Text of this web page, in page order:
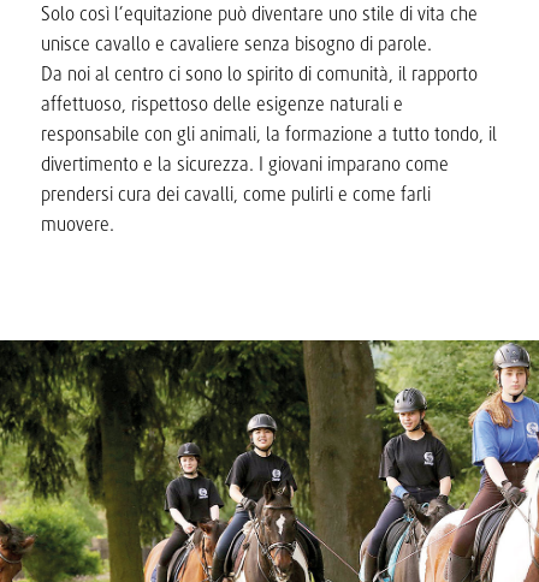
Solo così l’equitazione può diventare uno stile di vita che
unisce cavallo e cavaliere senza bisogno di parole.
Da noi al centro ci sono lo spirito di comunità, il rapporto
affettuoso, rispettoso delle esigenze naturali e
responsabile con gli animali, la formazione a tutto tondo, il
divertimento e la sicurezza. I giovani imparano come
prendersi cura dei cavalli, come pulirli e come farli
muovere.